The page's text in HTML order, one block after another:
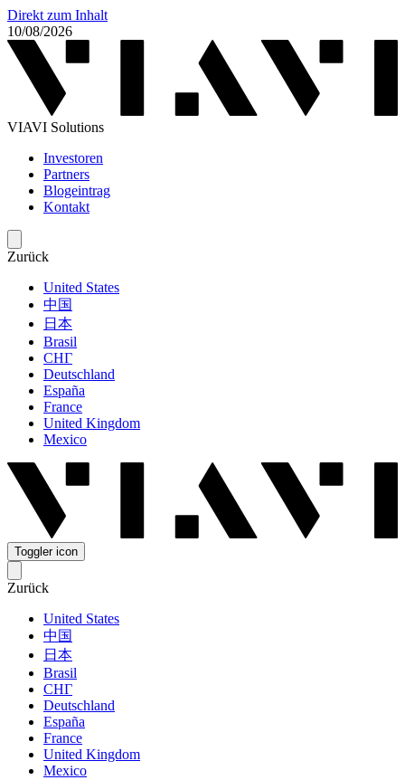
Direkt zum Inhalt
10/08/2026
VIAVI Solutions
Investoren
Partners
Blogeintrag
Kontakt
Zurück
United States
中国
日本
Brasil
СНГ
Deutschland
España
France
United Kingdom
Mexico
Toggler icon
Zurück
United States
中国
日本
Brasil
СНГ
Deutschland
España
France
United Kingdom
Mexico